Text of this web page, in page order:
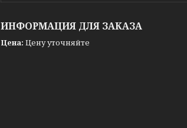
ИНФОРМАЦИЯ ДЛЯ ЗАКАЗА
Цена: Цену уточняйте